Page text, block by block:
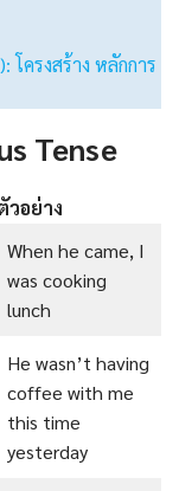
โครงสร้าง หลักการ
Tense
วอย่าง
When he came, I
was cooking
lunch
He wasn’t having
coffee with me
this time
yesterday